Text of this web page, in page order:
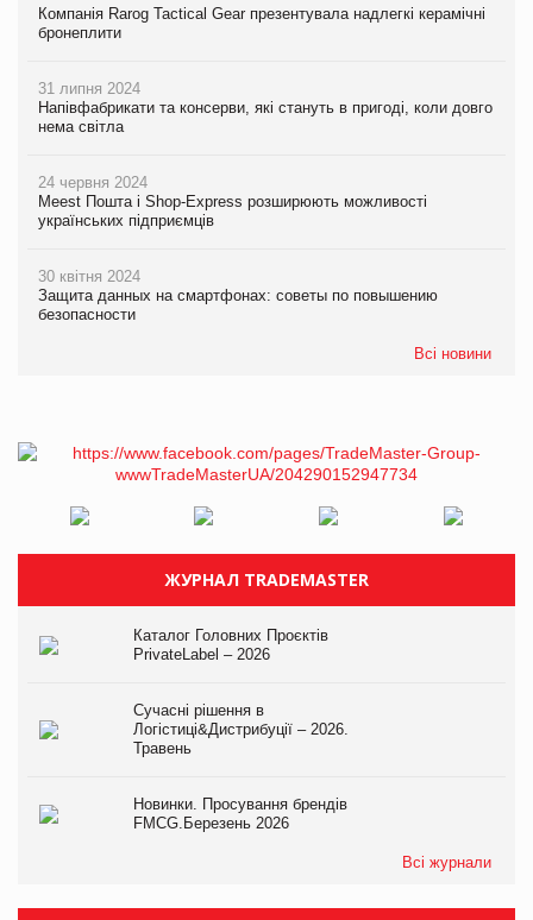
Компанія Rarog Tactical Gear презентувала надлегкі керамічні
бронеплити
31 липня 2024
Напівфабрикати та консерви, які стануть в пригоді, коли довго
нема світла
24 червня 2024
Meest Пошта і Shop-Express розширюють можливості
українських підприємців
30 квітня 2024
Защита данных на смартфонах: советы по повышению
безопасности
Всі новини
ЖУРНАЛ TRADEMASTER
Каталог Головних Проєктів
PrivateLabel – 2026
Сучасні рішення в
Логістиці&Дистрибуції – 2026.
Травень
Новинки. Просування брендів
FMCG.Березень 2026
Всі журнали